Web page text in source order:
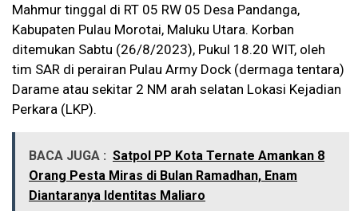
Mahmur tinggal di RT 05 RW 05 Desa Pandanga,
Kabupaten Pulau Morotai, Maluku Utara. Korban
ditemukan Sabtu (26/8/2023), Pukul 18.20 WIT, oleh
tim SAR di perairan Pulau Army Dock (dermaga tentara)
Darame atau sekitar 2 NM arah selatan Lokasi Kejadian
Perkara (LKP).
BACA JUGA : Satpol PP Kota Ternate Amankan 8
Orang Pesta Miras di Bulan Ramadhan, Enam
Diantaranya Identitas Maliaro